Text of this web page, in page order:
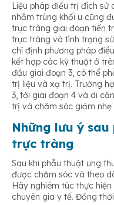
Liệu pháp điều trị đích
nhắm trúng khối u cũng
trực tràng giai đoạn tiến
trực tràng và tình trạng
chỉ định phương pháp
kết hợp các kỹ thuật ở
đầu giai đoạn 3, có thể
trị liệu và xạ trị. Trường
3, tới giai đoạn 4 và di
trị và chăm sóc giảm nhẹ
Những lưu ý
trực tràng
Sau khi phẫu thuật ung
được chăm sóc và theo
Hãy nghiêm túc thực
chuyên gia y tế. Đồng